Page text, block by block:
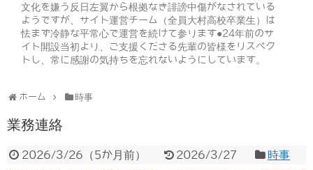
文化を嫌う反日左翼から根拠なき誹謗中傷がなされている
ようですが、サイト運営チーム（全員大村高校卒業生）は
怯まず冷静な平常心で運営を続けて参ります●24年前のサ
イト開設当初より、ご支援くださる先輩の皆様をリスペク
トし、常に感謝の気持ちを忘れないようにしています。
ホーム 時事
業務連絡
2026/3/26 （5か月前） 2026/3/27 時事